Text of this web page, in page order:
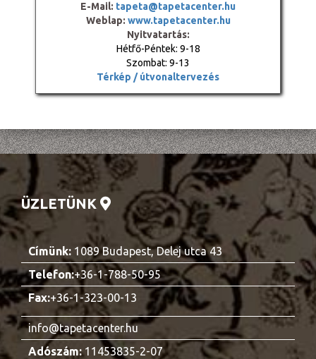
E-Mail: tapeta@tapetacenter.hu
Weblap: www.tapetacenter.hu
Nyitvatartás:
Hétfő-Péntek: 9-18
Szombat: 9-13
Térkép / útvonaltervezés
ÜZLETÜNK
Címünk: 1089 Budapest, Delej utca 43
Telefon:+36-1-788-50-95
Fax:+36-1-323-00-13
info@tapetacenter.hu
Adószám:11453835-2-07